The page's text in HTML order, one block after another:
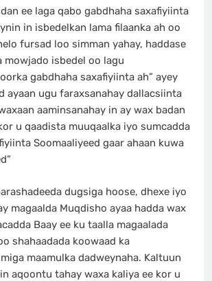
ee laga qabo gabdhaha saxafiyiinta
in isbedelkan lama filaanka ah oo
fursad loo simman yahay, haddase
mowjado isbedel oo lagu
gabdhaha saxafiyiinta ah” ayey
ayaan ugu faraxsanahay dallacsiinta
aaminsanahay in ay wax badan
u qaadista muuqaalka iyo sumcadda
Soomaaliyeed gaar ahaan kuwa
dugsiga hoose, dhexe iyo
magaalda Muqdisho ayaa hadda wax
Baay ee ku taalla magaalada
shahaadada koowaad ka
maamulka dadweynaha. Kaltuun
aqoontu tahay waxa kaliya ee kor u